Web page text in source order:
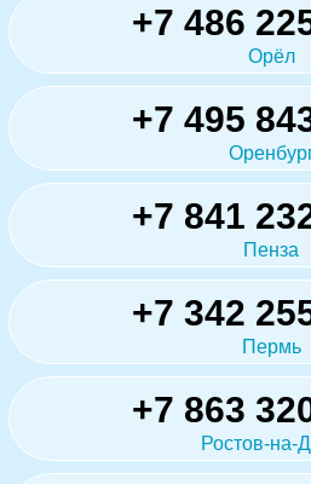
+7 486
Орёл
+7 495
+7 841
Пенза
+7 342
Пермь
+7 863
Ростов-на-